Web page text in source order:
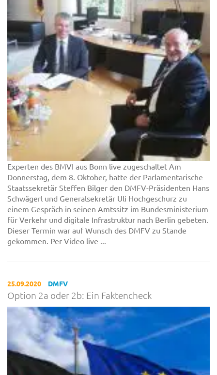
Experten des BMVI aus Bonn live zugeschaltet Am
Donnerstag, dem 8. Oktober, hatte der Parlamentarische
Staatssekretär Steffen Bilger den DMFV-Präsidenten Hans
Schwägerl und Generalsekretär Uli Hochgeschurz zu
einem Gespräch in seinen Amtssitz im Bundesministerium
für Verkehr und digitale Infrastruktur nach Berlin gebeten.
Dieser Termin war auf Wunsch des DMFV zu Stande
gekommen. Per Video live ...
25.09.2020 DMFV
Option 2a oder 2b: Ein Faktencheck